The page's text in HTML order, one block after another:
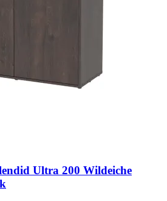
Ultra 200 Wildeiche